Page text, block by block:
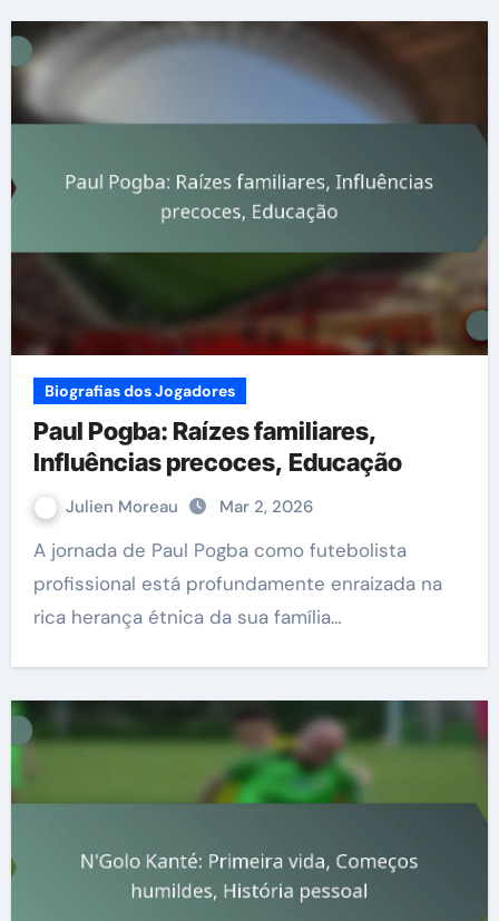
Biografias dos Jogadores
Paul Pogba: Raízes familiares,
Influências precoces, Educação
Julien Moreau Mar 2, 2026
A jornada de Paul Pogba como futebolista
profissional está profundamente enraizada na
rica herança étnica da sua família…